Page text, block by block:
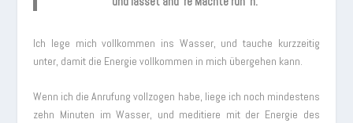
Ich lege mich vollkommen ins Wasser, und tauche kurzzeitig
unter, damit die Energie vollkommen in mich übergehen kann.
Wenn ich die Anrufung vollzogen habe, liege ich noch mindestens
zehn Minuten im Wasser, und meditiere mit der Energie des